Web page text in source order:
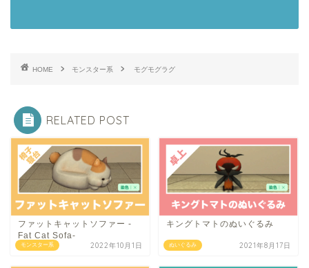
HOME モンスター系 モグモグラグ
RELATED POST
モンスター系
ファットキャットソファー -
Fat Cat Sofa-
2022年10月1日 ぬいぐるみ
キングトマトのぬいぐるみ
2021年8月17日